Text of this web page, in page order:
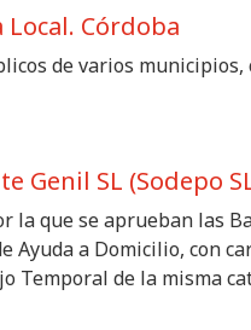
Córdoba
de varios
Genil SL (Sodepo
la que se aprueban las
a Domicilio, con
Temporal de la misma